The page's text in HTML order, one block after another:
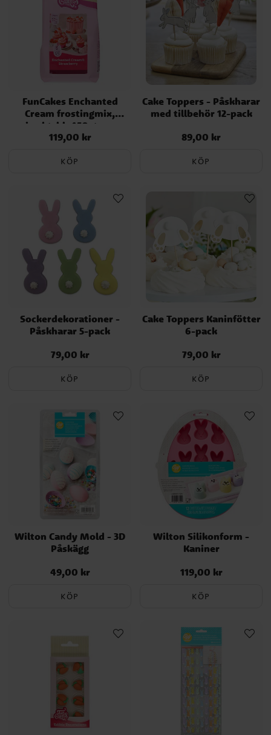
FunCakes Enchanted
Cream frostingmix,
jordgubb 450 gram
Pris:119,00 kr
119,00 kr
KÖP
Cake Toppers - Påskharar
med tillbehör 12-pack
Pris:89,00 kr
89,00 kr
KÖP
Sockerdekorationer -
Påskharar 5-pack
Pris:79,00 kr
79,00 kr
KÖP
Cake Toppers Kaninfötter
6-pack
Pris:79,00 kr
79,00 kr
KÖP
Wilton Candy Mold - 3D
Påskägg
Pris:49,00 kr
49,00 kr
KÖP
Wilton Silikonform -
Kaniner
Pris:119,00 kr
119,00 kr
KÖP